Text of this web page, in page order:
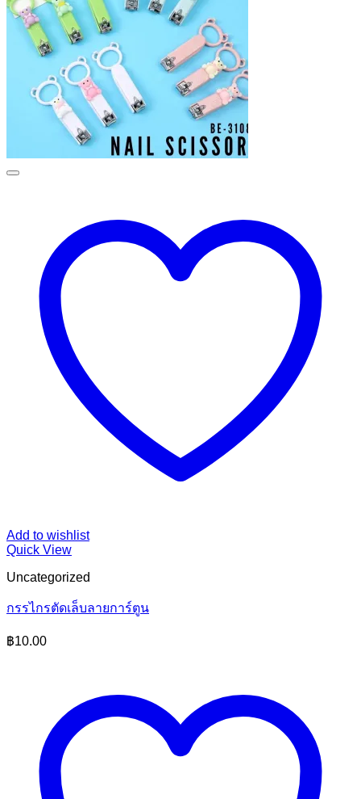
Add to wishlist
Quick View
Uncategorized
กรรไกรตัดเล็บลายการ์ตูน
฿10.00